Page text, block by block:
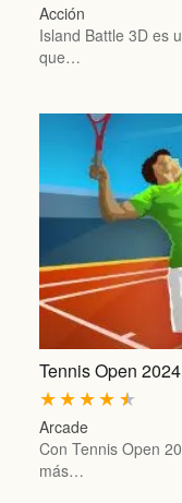
Acción
Island Battle 3D es
que…
Tennis Open 2024
★
★
★
★
★
Arcade
Con Tennis Open
más…